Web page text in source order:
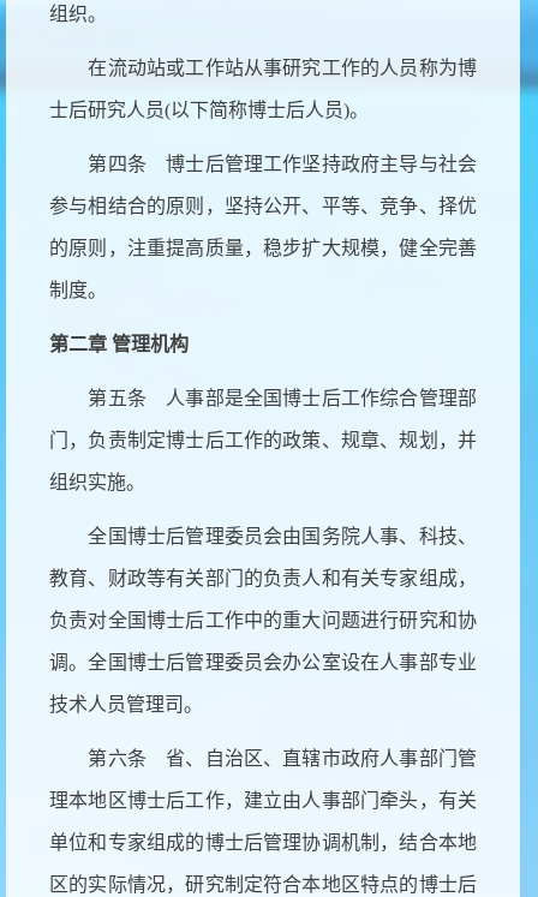
组织。
在流动站或工作站从事研究工作的人员称为博
士后研究人员(以下简称博士后人员)。
第四条 博士后管理工作坚持政府主导与社会
参与相结合的原则，坚持公开、平等、竞争、择优
的原则，注重提高质量，稳步扩大规模，健全完善
制度。
第二章 管理机构
第五条 人事部是全国博士后工作综合管理部
门，负责制定博士后工作的政策、规章、规划，并
组织实施。
全国博士后管理委员会由国务院人事、科技、
教育、财政等有关部门的负责人和有关专家组成，
负责对全国博士后工作中的重大问题进行研究和协
调。全国博士后管理委员会办公室设在人事部专业
技术人员管理司。
第六条 省、自治区、直辖市政府人事部门管
理本地区博士后工作，建立由人事部门牵头，有关
单位和专家组成的博士后管理协调机制，结合本地
区的实际情况，研究制定符合本地区特点的博士后